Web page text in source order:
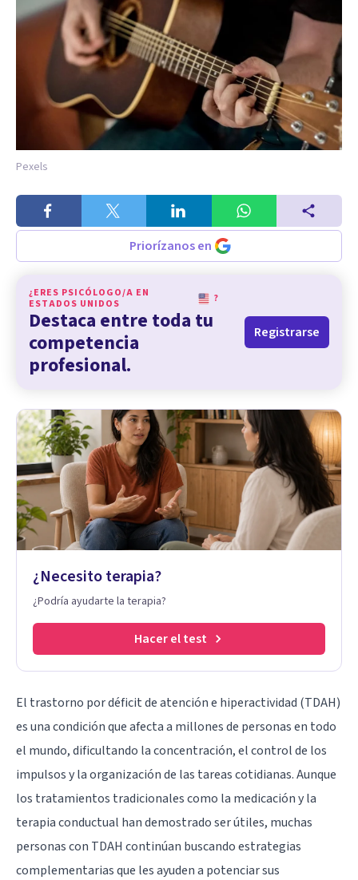
Pexels
Priorízanos en
¿ERES PSICÓLOGO/A EN
ESTADOS UNIDOS
?
Destaca entre toda tu
competencia
profesional.
Registrarse
¿Necesito terapia?
¿Podría ayudarte la terapia?
Hacer el test
El trastorno por déficit de atención e hiperactividad (TDAH)
es una condición que afecta a millones de personas en todo
el mundo, dificultando la concentración, el control de los
impulsos y la organización de las tareas cotidianas. Aunque
los tratamientos tradicionales como la medicación y la
terapia conductual han demostrado ser útiles, muchas
personas con TDAH continúan buscando estrategias
complementarias que les ayuden a potenciar sus